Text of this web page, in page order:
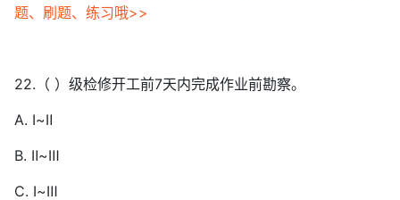
题、刷题、练习哦>>
22.（ ）级检修开工前7天内完成作业前勘察。
A. Ⅰ~Ⅱ
B. Ⅱ~Ⅲ
C. Ⅰ~Ⅲ